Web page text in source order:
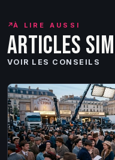
↗À LIRE AUSSI
Articles
VOIR LES CONSEILS